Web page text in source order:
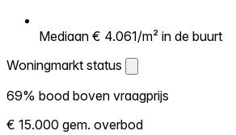
Mediaan € 4.061/m² in de buurt
Woningmarkt status
Woningmarkt status
Laat zien hoe competitief de markt hier is.
69% bood boven vraagprijs
€ 15.000 gem. overbod